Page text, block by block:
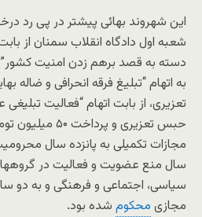
این شهروند بهائی پیشتر در پی رد
شعبه اول دادگاه انقلاب سمنان از
دسته به قصد برهم زدن امنیت
به اتهام “تبلیغ فرقه انحرافی و
تعزیری، از بابت اتهام “فعالیت
حبس تعزیری و
مجازات تکمیلی به پانزده سال
سال منع عضویت و فعالیت در
سیاسی، اجتماعی و فرهنگی و به دو
مجازی محکوم شده بود.